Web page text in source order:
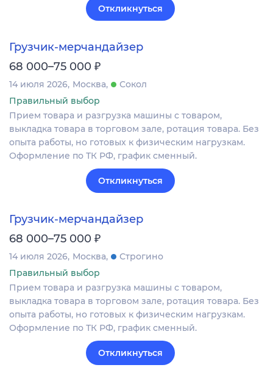
Откликнуться
Грузчик-мерчандайзер
68 000–75 000 ₽
14 июля 2026 Москва
Сокол
Правильный выбор
Прием товара и разгрузка машины с товаром,
выкладка товара в торговом зале, ротация товара. Без
опыта работы, но готовых к физическим нагрузкам.
Оформление по ТК РФ, график сменный.
Откликнуться
Грузчик-мерчандайзер
68 000–75 000 ₽
14 июля 2026 Москва
Строгино
Правильный выбор
Прием товара и разгрузка машины с товаром,
выкладка товара в торговом зале, ротация товара. Без
опыта работы, но готовых к физическим нагрузкам.
Оформление по ТК РФ, график сменный.
Откликнуться